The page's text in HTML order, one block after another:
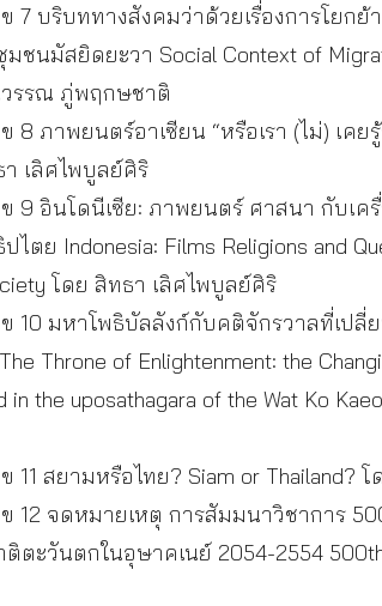
ข 7 บริบททางสังคมว่าด้วยเรื่องการโยก
ชนมัสยิดยะวา Social Context of
วรรณ ภู่พฤกษชาติ
8 ภาพยนตร์อาเซียน “หรือเรา (ไม่) เคย
เลิศไพบูลย์ศิริ
ข 9 อินโดนีเซีย: ภาพยนตร์ ศาสนา กับเ
ไตย Indonesia: Films Religions and
โดย สิทธา เลิศไพบูลย์ศิริ
10 มหาโพธิบัลลังก์กับคติจักรวาลที่เปลี่
Throne of Enlightenment: the
in the uposathagara of the Wat Ko
11 สยามหรือไทย? Siam or Thailand?
ข 12 จดหมายเหตุ การสัมมนาวิชาการ
ติตะวันตกในอุษาคเนย์ 2054-2554